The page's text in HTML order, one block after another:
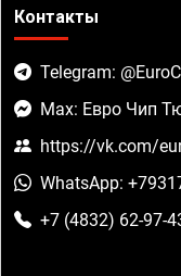
Контакты
Telegram:
Max: Евро Чип
https://vk.com/
WhatsApp:
+7 (4832) 62-97-